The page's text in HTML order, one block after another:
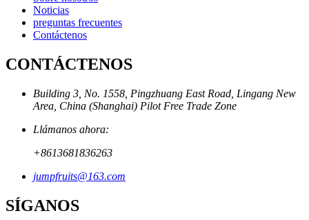
Noticias
preguntas frecuentes
Contáctenos
CONTÁCTENOS
Building 3, No. 1558, Pingzhuang East Road, Lingang New
Area, China (Shanghai) Pilot Free Trade Zone
Llámanos ahora:
+8613681836263
jumpfruits@163.com
SÍGANOS